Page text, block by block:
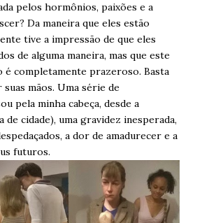
pelos hormônios, paixões e a
Da maneira que eles estão
tive a impressão de que eles
de alguma maneira, mas que este
é completamente prazeroso. Basta
mãos. Uma série de
pela minha cabeça, desde a
de cidade), uma gravidez inesperada,
a dor de amadurecer e a
futuros.